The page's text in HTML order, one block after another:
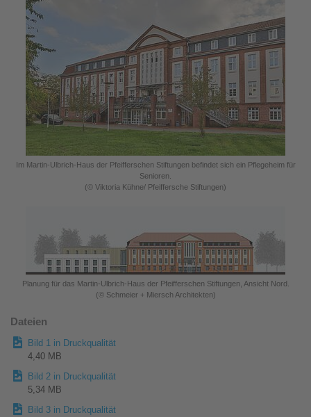
Im Martin-Ulbrich-Haus der Pfeifferschen Stiftungen befindet sich ein Pflegeheim für
Senioren.
(© Viktoria Kühne/ Pfeiffersche Stiftungen)
Planung für das Martin-Ulbrich-Haus der Pfeifferschen Stiftungen, Ansicht Nord.
(© Schmeier + Miersch Architekten)
Dateien
Bild 1 in Druckqualität
4,40 MB
Bild 2 in Druckqualität
5,34 MB
Bild 3 in Druckqualität